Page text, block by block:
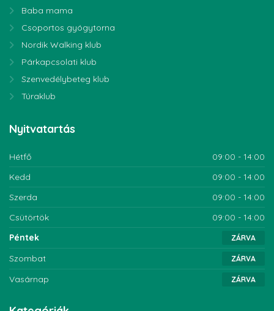
Baba mama
Csoportos gyógytorna
Nordik Walking klub
Párkapcsolati klub
Szenvedélybeteg klub
Túraklub
Nyitvatartás
Hétfő
09:00 - 14:00
Kedd
09:00 - 14:00
Szerda
09:00 - 14:00
Csütörtök
09:00 - 14:00
Péntek
ZÁRVA
Szombat ZÁRVA
Vasárnap ZÁRVA